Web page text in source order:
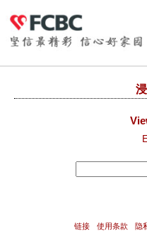
链接 使用条款 隐